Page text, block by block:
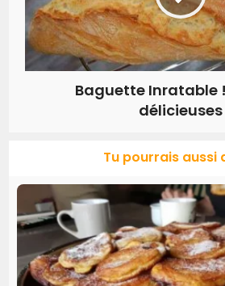
Baguette Inratable
délicieuses
Tu pourrais aussi